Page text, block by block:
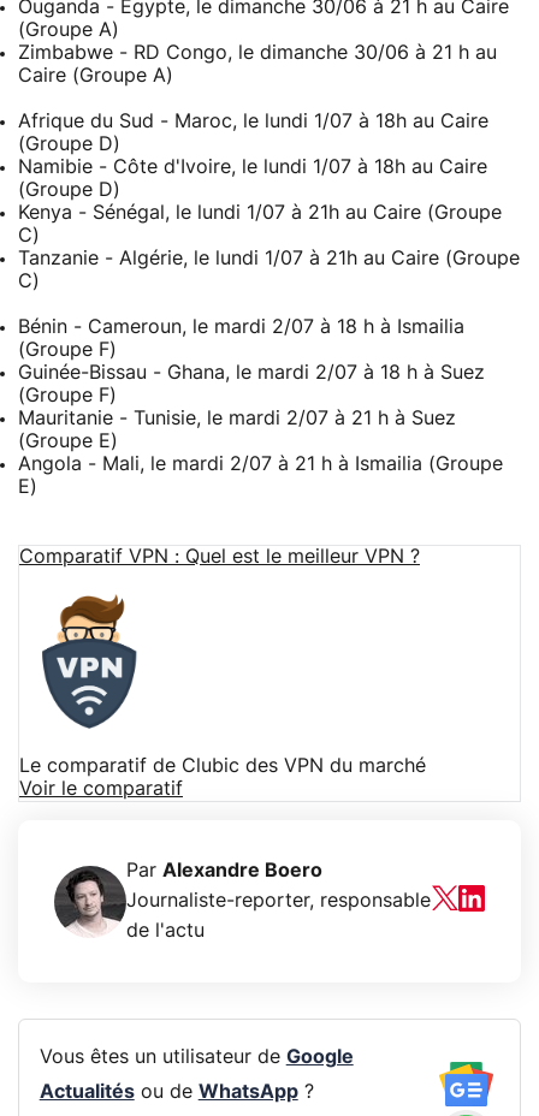
Ouganda - Égypte, le dimanche 30/06 à 21 h au Caire
(Groupe A)
Zimbabwe - RD Congo, le dimanche 30/06 à 21 h au
Caire (Groupe A)
Afrique du Sud - Maroc, le lundi 1/07 à 18h au Caire
(Groupe D)
Namibie - Côte d'Ivoire, le lundi 1/07 à 18h au Caire
(Groupe D)
Kenya - Sénégal, le lundi 1/07 à 21h au Caire (Groupe
C)
Tanzanie - Algérie, le lundi 1/07 à 21h au Caire (Groupe
C)
Bénin - Cameroun, le mardi 2/07 à 18 h à Ismailia
(Groupe F)
Guinée-Bissau - Ghana, le mardi 2/07 à 18 h à Suez
(Groupe F)
Mauritanie - Tunisie, le mardi 2/07 à 21 h à Suez
(Groupe E)
Angola - Mali, le mardi 2/07 à 21 h à Ismailia (Groupe
E)
Comparatif VPN : Quel est le meilleur VPN ?
Le comparatif de Clubic des VPN du marché
Voir le comparatif
Par Alexandre Boero
Journaliste-reporter, responsable
de l'actu
Vous êtes un utilisateur de Google
Actualitésou de WhatsApp?